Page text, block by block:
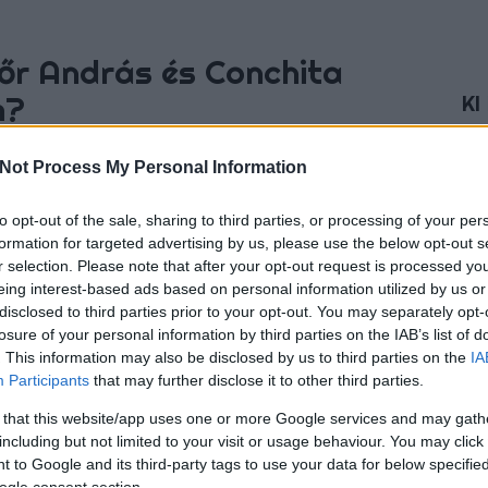
Process My Personal Information
opt-out of the sale, sharing to third parties, or processing of your
for targeted advertising by us, please use the below opt-out
selection. Please note that after your opt-out request is processed
interest-based ads based on personal information utilized by us
to third parties prior to your opt-out. You may separately
of your personal information by third parties on the IAB’s list of
This information may also be disclosed by us to third parties on the
Participants that may further disclose it to other third parties.
that this website/app uses one or more Google services and may
but not limited to your visit or usage behaviour. You may
to Google and its third-party tags to use your data for below
András és Conchita
Lehet, hogy hason mindkettő más, na de így
TOVÁBB
Szólj hozzá!
KI